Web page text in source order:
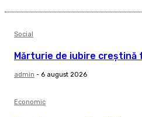
Social
Mărturie de iubire creștină
admin - 6 august 2026
Economic